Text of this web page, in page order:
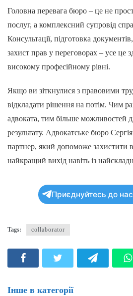
Головна перевага бюро – це не
послуг, а комплексний супровід
Консультації, підготовка
захист прав у переговорах – усе це
високому професійному рівні.
Якщо ви зіткнулися з правовими
відкладати рішення на потім. Чим
адвоката, тим більше можливостей
результату. Адвокатське бюро
партнер, який допоможе захистити
найкращий вихід навіть із
Приєднуйтесь до
Tags: collaborator
Інше в категорії